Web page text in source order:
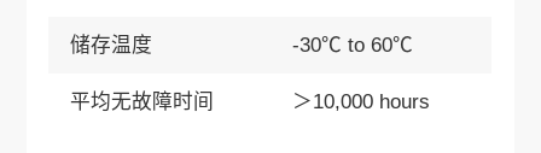
储存温度 -30℃ to 60℃
平均无故障时间 ＞10,000 hours